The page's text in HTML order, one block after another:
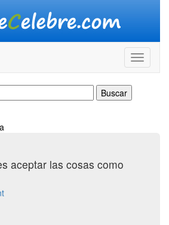
aceptar las cosas como